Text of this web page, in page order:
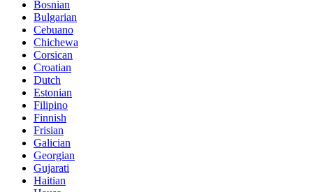
Bosnian
Bulgarian
Cebuano
Chichewa
Corsican
Croatian
Dutch
Estonian
Filipino
Finnish
Frisian
Galician
Georgian
Gujarati
Haitian